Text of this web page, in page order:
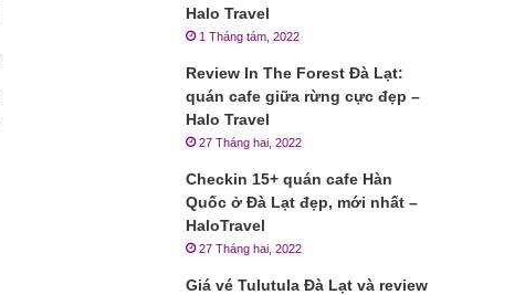
Halo Travel
1 Tháng tám, 2022
Review In The Forest Đà Lạt:
quán cafe giữa rừng cực đẹp –
Halo Travel
27 Tháng hai, 2022
Checkin 15+ quán cafe Hàn
Quốc ở Đà Lạt đẹp, mới nhất –
HaloTravel
27 Tháng hai, 2022
Giá vé Tulutula Đà Lạt và review